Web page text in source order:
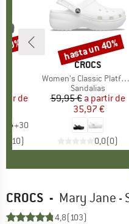
reducido
de
+30
710)
MARCA
CROCS
Artículo
Women's Classic Platform Clog
Product group
Sandalias
Precio
59,95 € Precio
a partir de
35,97 €
0,0(0)
Descuento
hasta un 40%
CROCS - Mary Jane -
4,8(103)